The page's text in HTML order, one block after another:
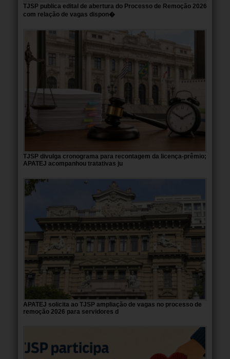
TJSP publica edital de abertura do Processo de Remoção 2026
com relação de vagas dispon�
TJSP divulga cronograma para recontagem da licença-prêmio;
APATEJ acompanhou tratativas ju
APATEJ solicita ao TJSP ampliação de vagas no processo de
remoção 2026 para servidores d